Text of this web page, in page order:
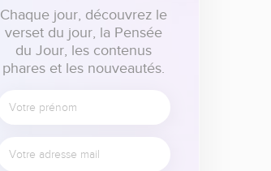
Chaque jour, découvrez le
verset du jour, la Pensée
du Jour, les contenus
phares et les nouveautés.